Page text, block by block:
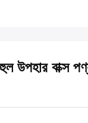
উপহার বাক্স